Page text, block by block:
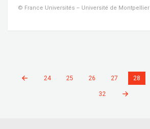
© France Universités – Université de Montpellier
24 25 26 27 28
32